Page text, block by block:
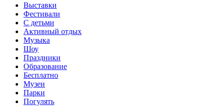
Выставки
Фестивали
С детьми
Активный отдых
Музыка
Шоу
Праздники
Образование
Бесплатно
Музеи
Парки
Погулять